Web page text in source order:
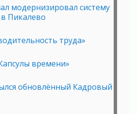
модернизировал систему
Пикалево
труда»
времени»
обновлённый Кадровый